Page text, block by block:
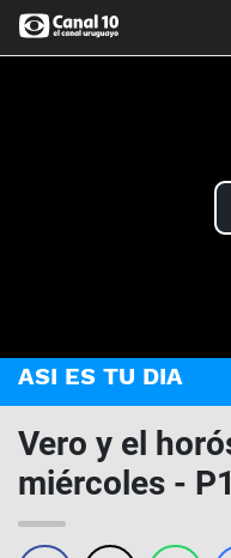
ASI ES TU DIA
Vero y el
miércoles - P1